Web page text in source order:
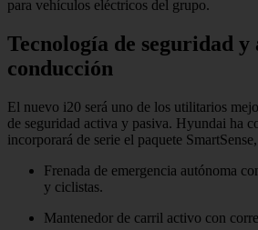
para vehículos eléctricos del grupo.
Tecnología de seguridad y
conducción
El nuevo i20 será uno de los utilitarios
de seguridad activa y pasiva. Hyundai ha
incorporará de serie el paquete
Frenada de emergencia autónoma
y ciclistas.
Mantenedor de carril activo con